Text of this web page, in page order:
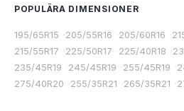
POPULÄRA DIMENSIONER
195/65R15 ·205/55R16 ·205/60R16 ·
215/55R17 ·225/50R17 ·225/40R18 ·
235/45R19 ·245/45R19 ·255/45R19 ·
275/40R20 ·255/35R21 ·265/35R21 ·